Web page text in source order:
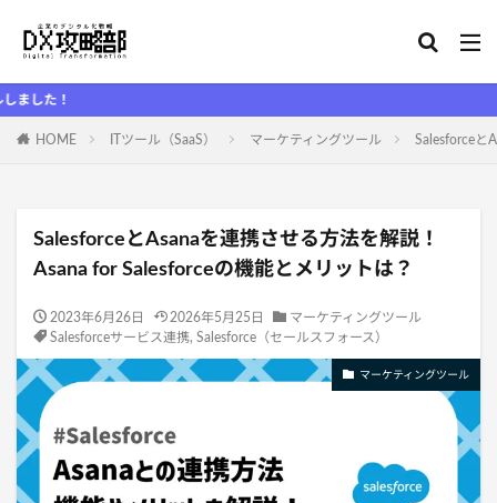
HOME ITツール（SaaS） マーケティングツール Salesforceと
SalesforceとAsanaを連携させる方法を解説！
Asana for Salesforceの機能とメリットは？
2023年6月26日 2026年5月25日
マーケティングツール
Salesforceサービス連携, Salesforce（セールスフォース）
マーケティングツール